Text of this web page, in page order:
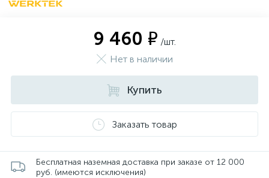
9 460 ₽ /шт.
Нет в наличии
Купить
Заказать товар
Бесплатная наземная доставка при заказе от 12 000
руб. (имеются исключения)